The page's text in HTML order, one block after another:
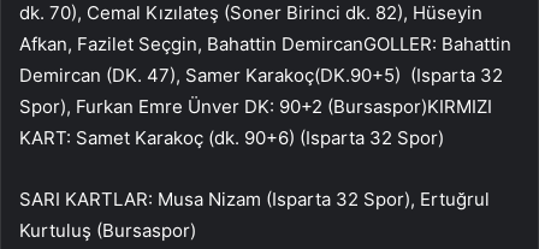
dk. 70), Cemal Kızılateş (Soner Birinci dk. 82), Hüseyin
Afkan, Fazilet Seçgin, Bahattin DemircanGOLLER: Bahattin
Demircan (DK. 47), Samer Karakoç(DK.90+5) (Isparta 32
Spor), Furkan Emre Ünver DK: 90+2 (Bursaspor)KIRMIZI
KART: Samet Karakoç (dk. 90+6) (Isparta 32 Spor)
SARI KARTLAR: Musa Nizam (Isparta 32 Spor), Ertuğrul
Kurtuluş (Bursaspor)